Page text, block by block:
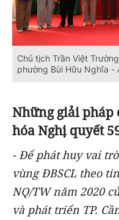
Chủ tịch Trần Việt
phường Bùi Hữu Nghĩa -
Những giải pháp
hóa Nghị quyết
- Để phát huy vai
vùng ĐBSCL theo
NQ/TW năm 2020
và phát triển TP.